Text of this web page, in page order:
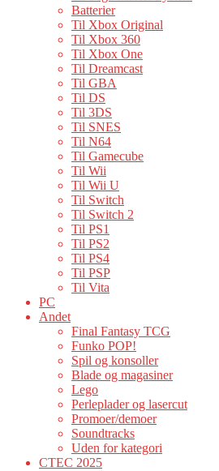
Batterier
Til Xbox Original
Til Xbox 360
Til Xbox One
Til Dreamcast
Til GBA
Til DS
Til 3DS
Til SNES
Til N64
Til Gamecube
Til Wii
Til Wii U
Til Switch
Til Switch 2
Til PS1
Til PS2
Til PS4
Til PSP
Til Vita
PC
Andet
Final Fantasy TCG
Funko POP!
Spil og konsoller
Blade og magasiner
Lego
Perleplader og lasercut
Promoer/demoer
Soundtracks
Uden for kategori
CTEC 2025